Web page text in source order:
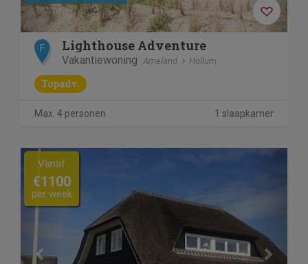
F Lighthouse Adventure
Vakantiewoning Ameland Hollum
Topadv.
Max. 4 personen 1 slaapkamer
Previous
Vanaf
€1100
per week